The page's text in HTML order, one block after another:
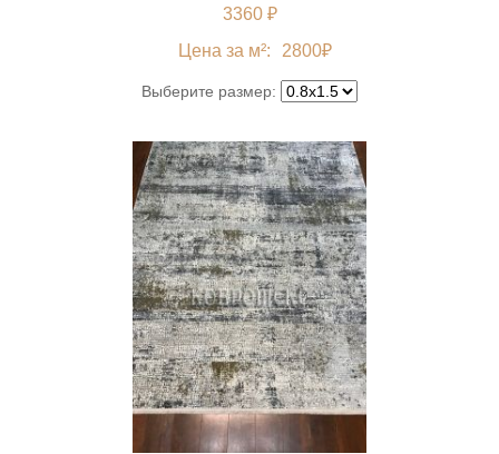
3360 ₽
Цена за м²:
2800₽
Выберите размер: